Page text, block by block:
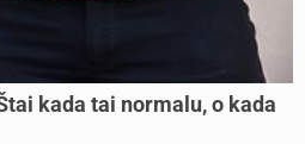
kada tai normalu, o kada